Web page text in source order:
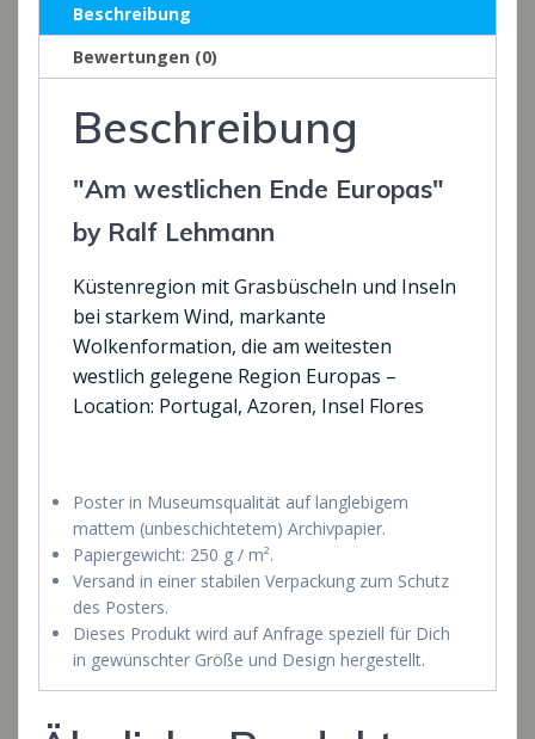
Beschreibung
Bewertungen (0)
Beschreibung
"Am westlichen Ende Europas"
by Ralf Lehmann
Küstenregion mit Grasbüscheln und Inseln
bei starkem Wind, markante
Wolkenformation, die am weitesten
westlich gelegene Region Europas –
Location: Portugal, Azoren, Insel Flores
Poster in Museumsqualität auf langlebigem
mattem (unbeschichtetem) Archivpapier.
Papiergewicht: 250 g / m².
Versand in einer stabilen Verpackung zum Schutz
des Posters.
Dieses Produkt wird auf Anfrage speziell für Dich
in gewünschter Größe und Design hergestellt.